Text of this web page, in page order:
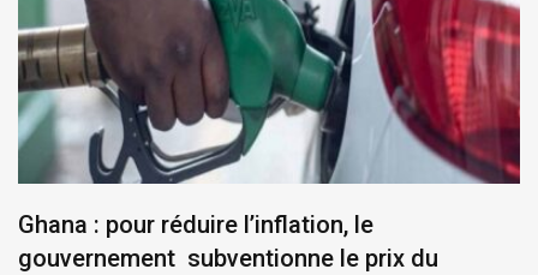
Ghana : pour réduire l’inflation, le
gouvernement subventionne le prix du